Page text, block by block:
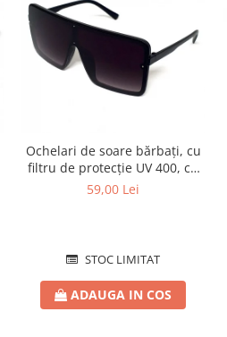
Ochelari de soare bărbați, cu
filtru de protecție UV 400, cu
toc cadou, OSB10
59,00 Lei
STOC LIMITAT
ADAUGA IN COS